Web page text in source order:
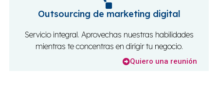
Outsourcing de marketing digital
Servicio integral. Aprovechas nuestras habilidades
mientras te concentras en dirigir tu negocio.
Quiero una reunión